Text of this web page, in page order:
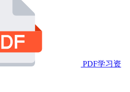
PDF学习资